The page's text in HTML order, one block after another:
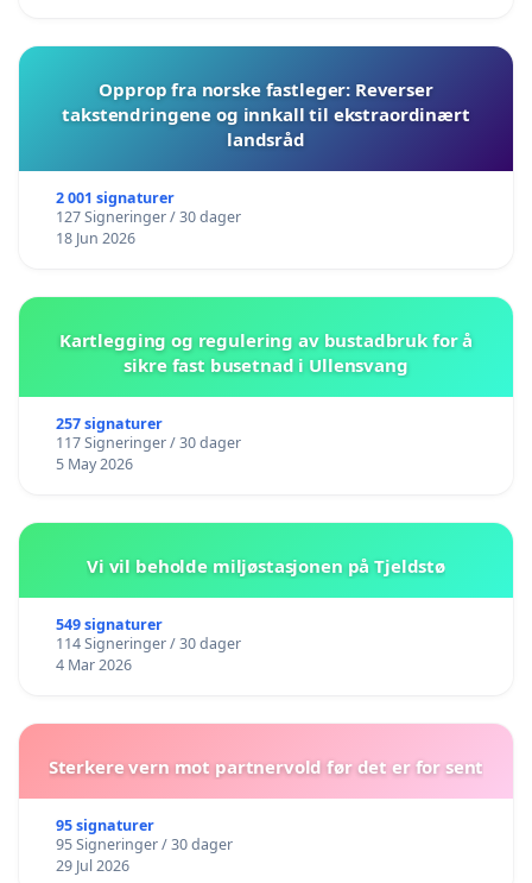
Opprop fra norske fastleger: Reverser
takstendringene og innkall til ekstraordinært
landsråd
2 001 signaturer
127 Signeringer / 30 dager
18 Jun 2026
Kartlegging og regulering av bustadbruk for å
sikre fast busetnad i Ullensvang
257 signaturer
117 Signeringer / 30 dager
5 May 2026
Vi vil beholde miljøstasjonen på Tjeldstø
549 signaturer
114 Signeringer / 30 dager
4 Mar 2026
Sterkere vern mot partnervold før det er for sent
95 signaturer
95 Signeringer / 30 dager
29 Jul 2026